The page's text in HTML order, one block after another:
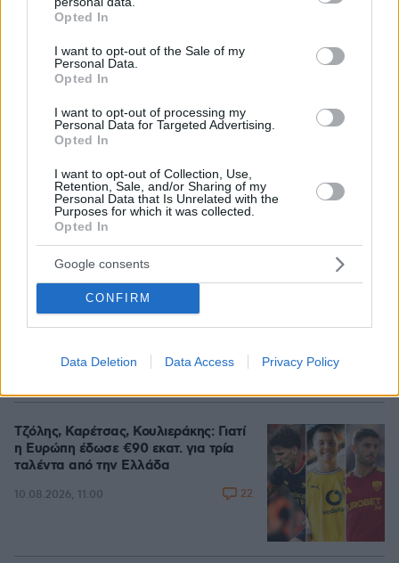
grant or deny consent to Google and its third-party tags to
use your data for below specified purposes in below Google
consent section.
Opted In
I want to opt-out of the Sale of my
Personal Data.
Opted In
I want to opt-out of processing my
Personal Data for Targeted Advertising.
Opted In
I want to opt-out of Collection, Use,
Retention, Sale, and/or Sharing of my
Personal Data that Is Unrelated with the
Purposes for which it was collected.
Opted In
Google consents
CONFIRM
Data Deletion Data Access Privacy Policy
έστειλαν δικηγόρο και «κινδυνεύουν»
με ένα πρόστιμο
10.08.2026, 11:46 43
Βελτιώθηκε η εικόνα της φωτιάς στον
Κουβαρά: Στο σημείο πάνω από 200
εργοστάσιο και κτηνοτροφικές
μονάδες
10.08.2026, 12:00 49
Καρυστιανού: Περιμένω αποδείξεις
από τον Αυγερινό, θα υπάρξουν
νομικές συνέπειες για όσους δεν
εξηγήσουν όσα λένε
10.08.2026, 08:45 150
Τζόλης, Καρέτσας, Κουλιεράκης: Γιατί
η Ευρώπη έδωσε €90 εκατ. για τρία
ταλέντα από την Ελλάδα
10.08.2026, 11:00 22